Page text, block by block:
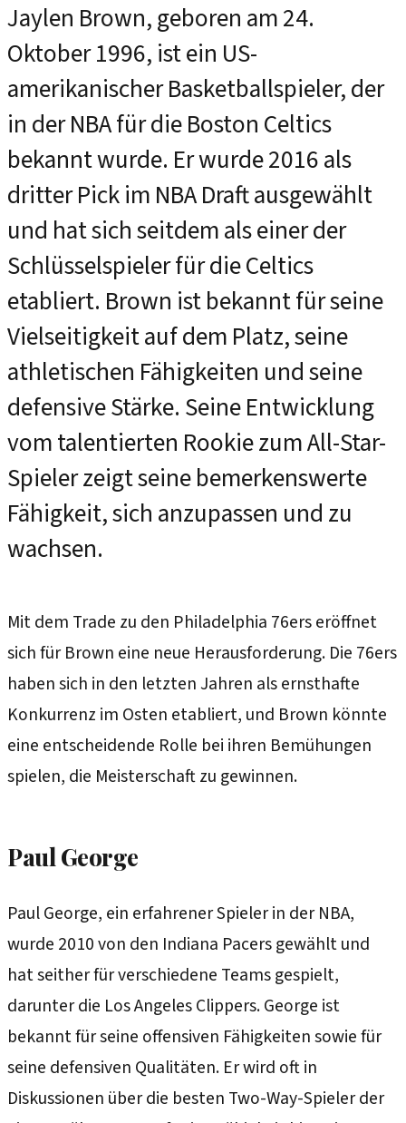
Jaylen Brown, geboren am 24.
Oktober 1996, ist ein US-
amerikanischer Basketballspieler, der
in der NBA für die Boston Celtics
bekannt wurde. Er wurde 2016 als
dritter Pick im NBA Draft ausgewählt
und hat sich seitdem als einer der
Schlüsselspieler für die Celtics
etabliert. Brown ist bekannt für seine
Vielseitigkeit auf dem Platz, seine
athletischen Fähigkeiten und seine
defensive Stärke. Seine Entwicklung
vom talentierten Rookie zum All-Star-
Spieler zeigt seine bemerkenswerte
Fähigkeit, sich anzupassen und zu
wachsen.
Mit dem Trade zu den Philadelphia 76ers eröffnet
sich für Brown eine neue Herausforderung. Die 76ers
haben sich in den letzten Jahren als ernsthafte
Konkurrenz im Osten etabliert, und Brown könnte
eine entscheidende Rolle bei ihren Bemühungen
spielen, die Meisterschaft zu gewinnen.
Paul George
Paul George, ein erfahrener Spieler in der NBA,
wurde 2010 von den Indiana Pacers gewählt und
hat seither für verschiedene Teams gespielt,
darunter die Los Angeles Clippers. George ist
bekannt für seine offensiven Fähigkeiten sowie für
seine defensiven Qualitäten. Er wird oft in
Diskussionen über die besten Two-Way-Spieler der